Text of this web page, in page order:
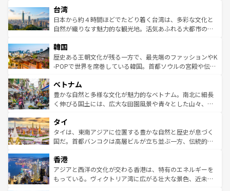
情報は
人々、おいしいローカルフードやハワイアンミュージッ
ク、伝統的なフラダンスなど、すべてがハワイの魅力を彩
っている。訪れるたびに新しい発見と感動が待っているハ
はコンテンツ一覧
リアリーフや大陸中央部にそびえるウルル（エアーズロッ
ク）、タスマニアの美しい原生林やケアンズの熱帯雨林な
ど、見どころがたくさん。また、カフェやワイン、オージ
いる。アクティビティも充実しており、サーフィンやダイ
ビング、ハイキングなど、アウトドア好きにはたまらな
い。オーストラリアの多彩な魅力を存分に味わいつくそ
参照してほしい。
台湾
日本から約４時間ほどでたどり着く台湾は、多彩な文化と
自然が織りなす魅力的な観光地。活気あふれる大都市の台
ン）、静ひつな山岳地帯である台湾東部など、都市の喧騒
と山間の静けさが共存しており、訪れる人に新しい発見と
驚きをもたらしてくれる。また、奥深い台湾の食文化も魅
容にもいいと評判のスイーツなど、バラエティ豊かな料理
が味わえる。 なお、新着の台湾情報は コンテンツ一覧を参
照してほしい。
韓国
歴史ある王朝文化が残る一方で、最先端のファッションやK
-POPで世界を席巻している韓国。首都ソウルの宮殿や伝統
き、地方に足を延ばせば四季折々の自然美を楽しむことが
できる。そして、キムチや焼肉、絶品のストリートフード
まで、さまざまな韓国料理が待っている。夜には、韓国な
リティに包まれながら、韓国の多彩な魅力を心ゆくまで味
わってみてほしい。 なお、新着の韓国情報はコンテンツ一
覧を参照してほしい。
ベトナム
豊かな自然と多様な文化が魅力的なベトナム。南北に細長
く伸びる国土には、広大な田園風景や青々とした山々、世
急速な発展と共に伝統が息づく。ハノイの古い町並みやホ
ーチミン市のフランス統治時代の建物も、独特の雰囲気を
醸し出している。また、バラエティの豊かさとおいしさで
とつ。フォーやバインミー、ベトナムコーヒーなどは、ぜ
ひ現地で味わいたい。どの地域を訪れてもあたたかい人々
が旅行者を迎えてくれるので、きっと忘れられない旅にな
タイ
タイは、東南アジアに位置する豊かな自然と歴史が息づく
国だ。首都バンコクは高層ビルが立ち並ぶ一方、伝統的な
の活気が交差している。北部ではチェンマイなどの山岳地
帯で自然と触れ合い、南部ではプーケットやクラビの美し
いビーチでリゾート気分を楽しむことができる。タイ料理
香港
アジアと西洋の文化が交わる香港は、特有のエネルギーを
もっている。ヴィクトリア湾に広がる壮大な景色、近未来